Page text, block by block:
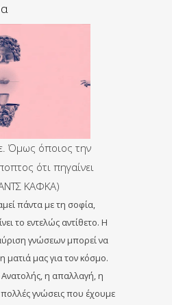
Όμως όποιος την
ότι πηγαίνει
ΚΑΦΚΑ)
πάντα με τη σοφία,
το εντελώς αντίθετο. Η
γνώσεων μπορεί να
ματιά μας για τον κόσμο.
η απαλλαγή, η
γνώσεις που έχουμε